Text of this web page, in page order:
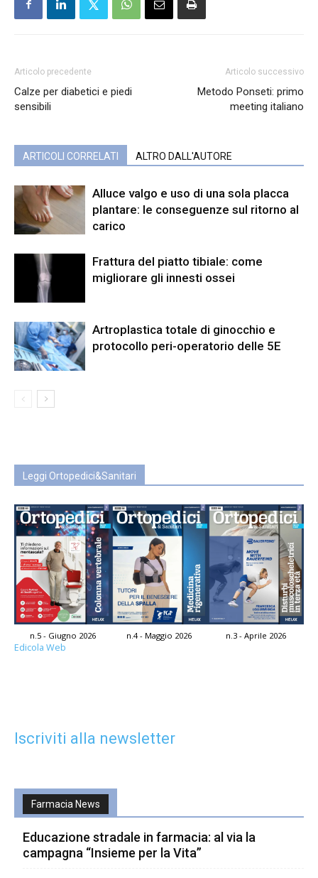
Articolo precedente
Calze per diabetici e piedi
sensibili
Articolo successivo
Metodo Ponseti: primo
meeting italiano
ARTICOLI CORRELATI ALTRO DALL'AUTORE
Alluce valgo e uso di una sola placca
plantare: le conseguenze sul ritorno al
carico
Frattura del piatto tibiale: come
migliorare gli innesti ossei
Artroplastica totale di ginocchio e
protocollo peri-operatorio delle 5E
Leggi Ortopedici&Sanitari
n.5 - Giugno 2026 n.4 - Maggio 2026 n.3 - Aprile 2026
Edicola Web
Iscriviti alla newsletter
Farmacia News
Educazione stradale in farmacia: al via la
campagna “Insieme per la Vita”